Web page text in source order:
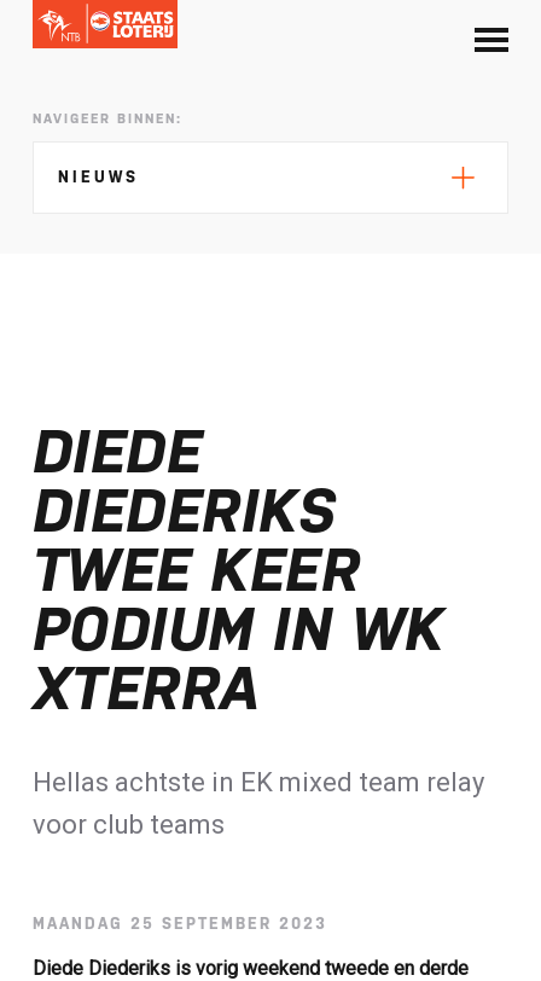
NAVIGEER BINNEN:
NIEUWS
Selectie EK lange afstand Almere bekend
Kalenders T50 en T100 World Championship
Tour 2027 bekend
NTB ontvangt bijdrage van Nederlandse
Loterij​
ALLE NIEUWSBERICHTEN
DIEDE
DIEDERIKS
TWEE KEER
PODIUM IN WK
XTERRA
Hellas achtste in EK mixed team relay
voor club teams
MAANDAG 25 SEPTEMBER 2023
Diede Diederiks is vorig weekend tweede en derde